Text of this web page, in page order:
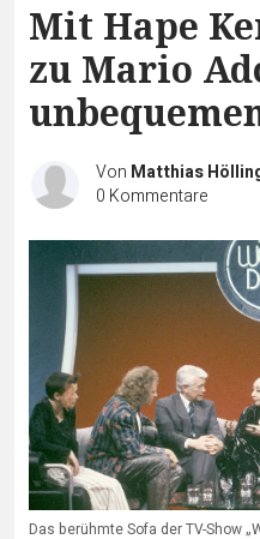
Mit Hape
zu Mario
Von Matthias
0 Kommentare
Das berühmte Sofa der TV-Show